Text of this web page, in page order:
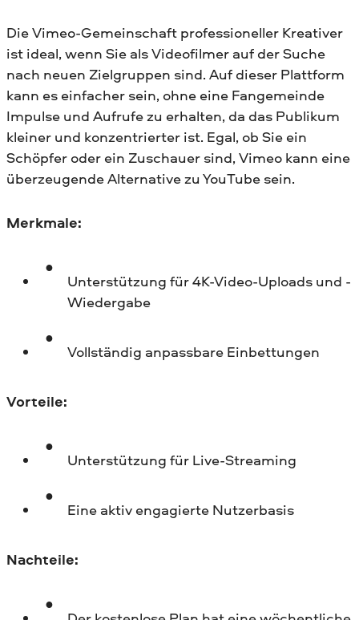
Die Vimeo-Gemeinschaft professioneller Kreativer
ist ideal, wenn Sie als Videofilmer auf der Suche
nach neuen Zielgruppen sind. Auf dieser Plattform
kann es einfacher sein, ohne eine Fangemeinde
Impulse und Aufrufe zu erhalten, da das Publikum
kleiner und konzentrierter ist. Egal, ob Sie ein
Schöpfer oder ein Zuschauer sind, Vimeo kann eine
überzeugende Alternative zu YouTube sein.
Merkmale:
Unterstützung für 4K-Video-Uploads und -
Wiedergabe
Vollständig anpassbare Einbettungen
Vorteile:
Unterstützung für Live-Streaming
Eine aktiv engagierte Nutzerbasis
Nachteile: